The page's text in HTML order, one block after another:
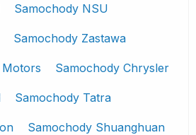
Samochody NSU
Samochody Zastawa
Motors Samochody Chrysler
Samochody Tatra
Samochody Shuanghuan